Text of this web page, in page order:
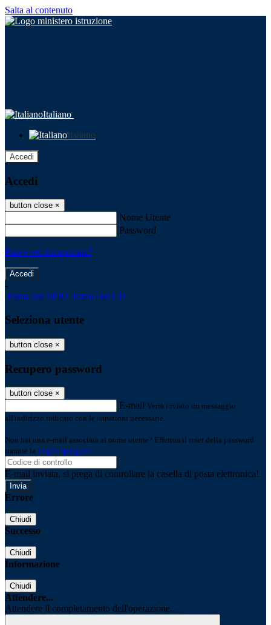
Salta al contenuto
Italiano
Italiano
Accedi
Accedi
button close ×
Nome Utente
Password
Password dimenticata?
-
Entra con SPID Entra con CIE
Seleziona utente
button close ×
Recupero password
button close ×
E-mail Verrà inviato un messaggio
all'indirizzo indicato con le istruzioni necessarie.
Non hai una e-mail associata al nome utente? Effettua il reset della password
tramite la Login Spaggiari
E-mail inviata, si prega di controllare la casella di posta elettronica!
Errore
Chiudi
Successo
Chiudi
Informazione
Chiudi
Attendere...
Attendere il completamento dell'operazione...